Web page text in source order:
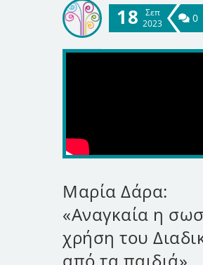
18
Σεπ
2023
0
Μαρία Δάρα:
«Αναγκαία η
χρήση του